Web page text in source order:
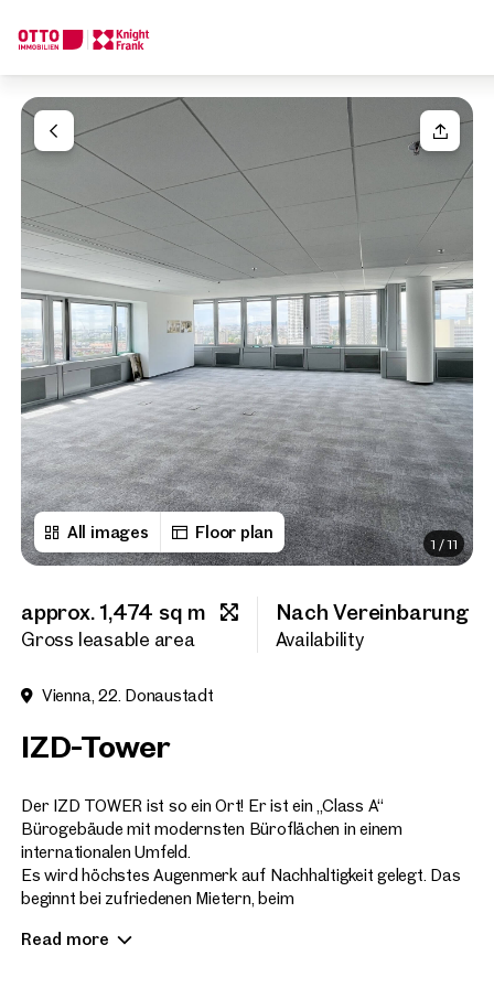
All images Floor plan
1 /11
approx. 1,474 sq m
Gross leasable area
Nach Vereinbarung
Availability
Vienna, 22. Donaustadt
IZD-Tower
Der IZD TOWER ist so ein Ort! Er ist ein „Class A“
Bürogebäude mit modernsten Büroflächen in einem
internationalen Umfeld.
Es wird höchstes Augenmerk auf Nachhaltigkeit gelegt. Das
beginnt bei zufriedenen Mietern, beim
der E-Mobilität. Die intensiven Bestrebungen wurden auch
Read more
Your request
Your message
Salutation
Please select
Title(optional)
First name
Last name
Phone number
We find your
Dream Property
Tell us what you're looking for, and we'll find your dream
How would you like to contact us?
Online
Configure and have us find a property
Contact person
Call or schedule a callback